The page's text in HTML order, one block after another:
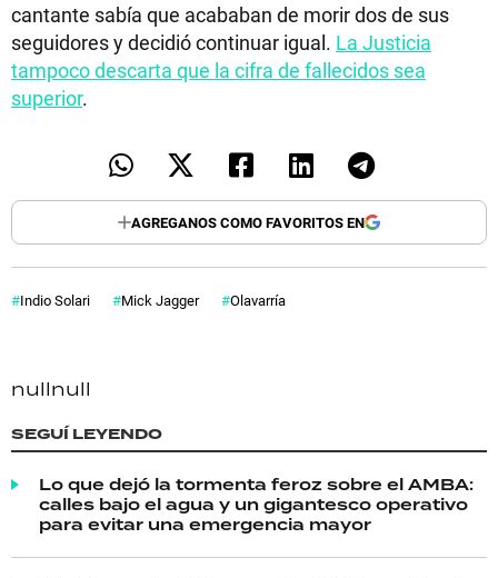
cantante sabía que acababan de morir dos de sus
seguidores y decidió continuar igual. La Justicia
tampoco descarta que la cifra de fallecidos sea
superior.
AGREGANOS COMO FAVORITOS EN
Indio Solari Mick Jagger Olavarría
nullnull
SEGUÍ LEYENDO
Lo que dejó la tormenta feroz sobre el AMBA:
calles bajo el agua y un gigantesco operativo
para evitar una emergencia mayor